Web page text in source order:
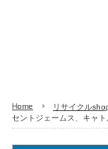
Home
リサイクル
セントジェームス、キャ